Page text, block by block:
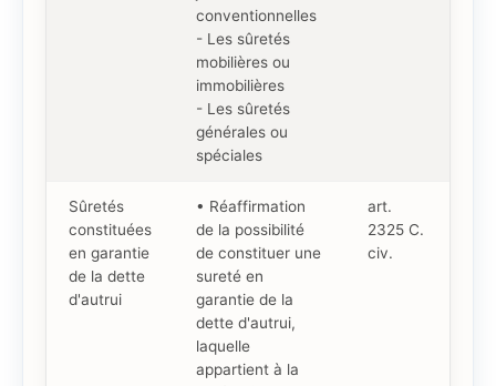
conventionnelles
- Les sûretés
mobilières ou
immobilières
- Les sûretés
générales ou
spéciales
Sûretés
constituées
en garantie
de la dette
d'autrui
• Réaffirmation
de la possibilité
de constituer une
sureté en
garantie de la
dette d'autrui,
laquelle
appartient à la
art.
2325 C.
civ.